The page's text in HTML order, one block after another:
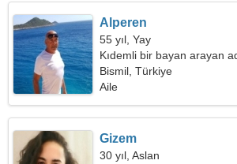
Alperen
55 yıl, Yay
Kıdemli bir bayan arayan
Bismil, Türkiye
Aile
Gizem
30 yıl, Aslan